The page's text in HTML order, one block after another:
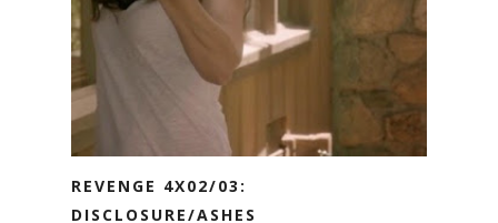
REVENGE 4X02/03:
DISCLOSURE/ASHES